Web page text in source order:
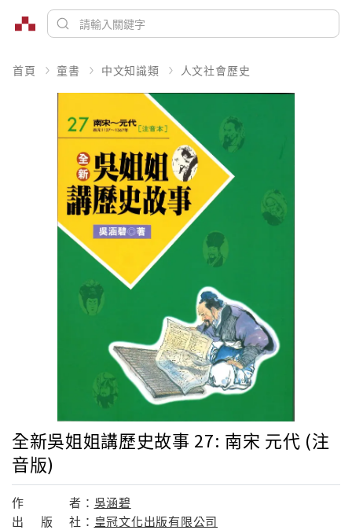
首頁 童書 中文知識類 人文社會歷史
全新吳姐姐講歷史故事 27: 南宋 元代 (注
音版)
作 者： 吳涵碧
出
版 社： 皇冠文化出版有限公司